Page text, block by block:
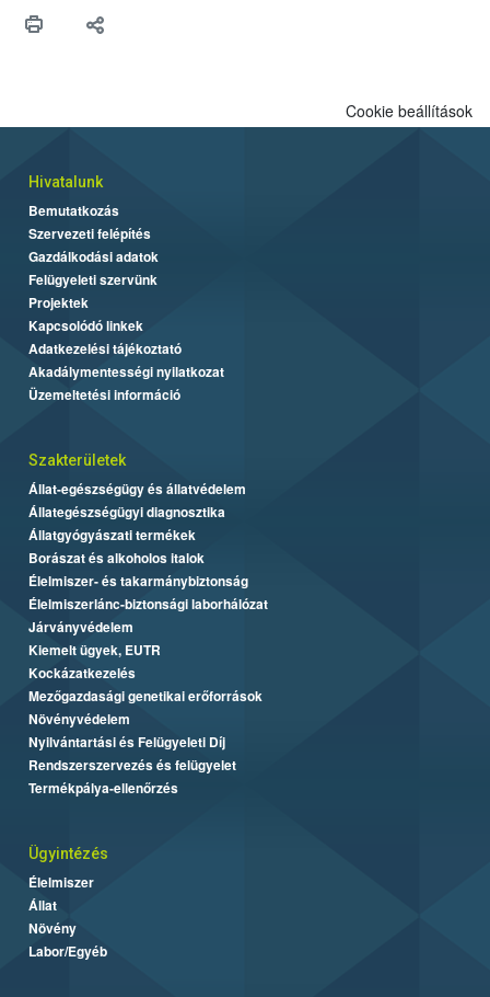
Cookie beállítások
Hivatalunk
Bemutatkozás
Szervezeti felépítés
Gazdálkodási adatok
Felügyeleti szervünk
Projektek
Kapcsolódó linkek
Adatkezelési tájékoztató
Akadálymentességi nyilatkozat
Üzemeltetési információ
Szakterületek
Állat-egészségügy és állatvédelem
Állategészségügyi diagnosztika
Állatgyógyászati termékek
Borászat és alkoholos italok
Élelmiszer- és takarmánybiztonság
Élelmiszerlánc-biztonsági laborhálózat
Járványvédelem
Kiemelt ügyek, EUTR
Kockázatkezelés
Mezőgazdasági genetikai erőforrások
Növényvédelem
Nyilvántartási és Felügyeleti Díj
Rendszerszervezés és felügyelet
Termékpálya-ellenőrzés
Ügyintézés
Élelmiszer
Állat
Növény
Labor/Egyéb